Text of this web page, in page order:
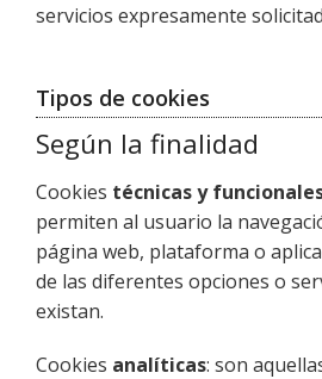
servicios expresamente
Tipos de cookies
Según la finalidad
Cookies técnicas y
permiten al usuario la
página web, plataforma o
de las diferentes opciones o
existan.
Cookies analíticas: son